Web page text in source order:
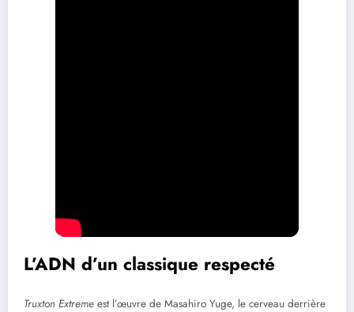
L’ADN d’un classique respecté
Truxton Extreme est l’œuvre de Masahiro Yuge, le cerveau derrière